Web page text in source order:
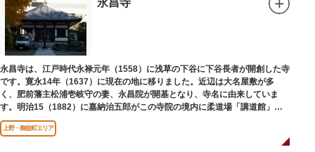
永昌寺
永昌寺は、江戸時代永禄元年（1558）に浅草の下谷に下谷長者が開創した寺
です。寛永14年（1637）に現在の地に移りました。近辺は大名屋敷が多
く、肥前藩主松浦壱岐守の妻、永昌院が開基となり、寺名に由来していま
す。明治15（1882）に嘉納治五郎がこの寺院の境内に柔道場「講道館」を
設立しました。
上野・御徒町エリア